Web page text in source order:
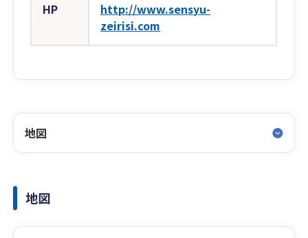
HP
http://www.sensyu-
zeirisi.com
地図
地図